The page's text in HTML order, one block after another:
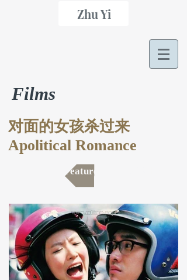
Zhu Yi
Films
​对面的女孩杀过来
Apolitical Romance
Feature length 剧情长片